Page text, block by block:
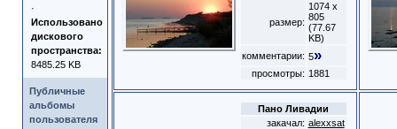
·
Использовано
дискового
пространства:
8485.25 KB
Публичные
альбомы
пользователя
размер:
1074 x
805
(77.67
KB)
комментарии: 5»
просмотры: 1881
Пано Ливадии
закачал: alexxsat